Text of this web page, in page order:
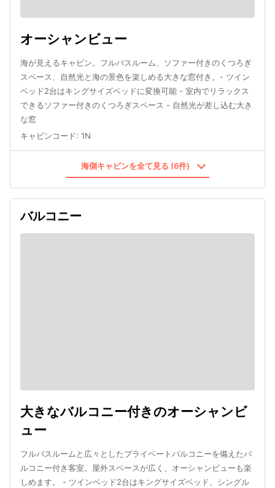
オーシャンビュー
海が見えるキャビン。フルバスルーム、ソファー付きのくつろぎ
スペース、自然光と海の景色を楽しめる大きな窓付き。- ツイン
ベッド2台はキングサイズベッドに変換可能 - 室内でリラックス
できるソファー付きのくつろぎスペース - 自然光が差し込む大き
な窓
キャビンコード: 1N
海側キャビンを全て見る (6件)
バルコニー
大きなバルコニー付きのオーシャンビ
ュー
フルバスルームと広々としたプライベートバルコニーを備えたバ
ルコニー付き客室。屋外スペースが広く、オーシャンビューも楽
しめます。 - ツインベッド2台はキングサイズベッド、シングル